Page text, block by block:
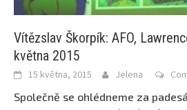
Vítězslav Škorpík: AFO,
května 2015
15 května, 2015 Jelena
Společně se ohlédneme za